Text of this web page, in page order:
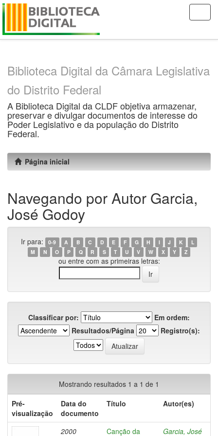
Skip
Biblioteca Digital da Câmara Legislativa
do Distrito Federal
A Biblioteca Digital da CLDF objetiva armazenar,
preservar e divulgar documentos de interesse do
Poder Legislativo e da população do Distrito
Federal.
Página inicial
Navegando por Autor Garcia,
José Godoy
Ir para: 0-9 A B C D E F G H I J K
L
M
N O P Q R S T U V W X Y Z
ou entre com as primeiras letras:
Classificar por:
Em ordem:
Resultados/Página
Registro(s):
Mostrando resultados 1 a 1 de 1
Pré-
visualização
Data do
documento
Título Autor(es)
2000 Canção da Garcia, José